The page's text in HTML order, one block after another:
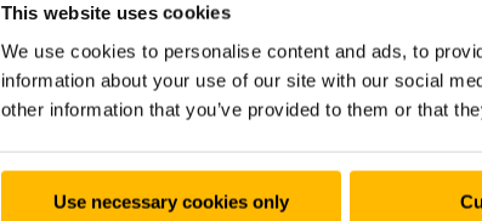
This website uses cookies
We use cookies to personalise content and ads, to
information about your use of our site with our social
other information that you’ve provided to them or that
Use necessary cookies only
Udarbejdelse af fleksibelt layout
Automatisk kørsel uden om